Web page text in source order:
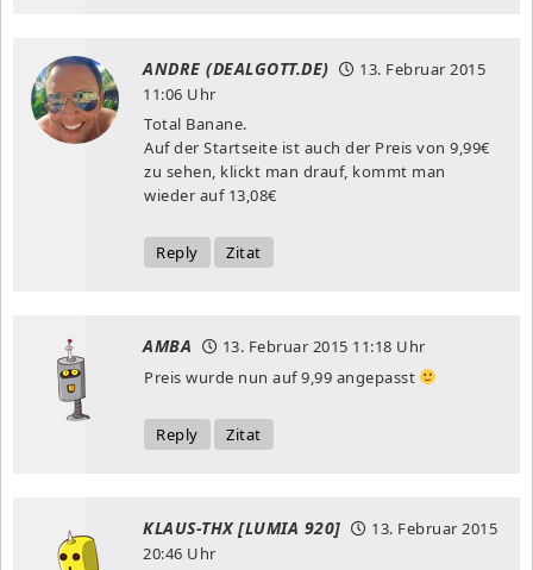
ANDRE (DEALGOTT.DE)
13. Februar 2015
11:06 Uhr
Total Banane.
Auf der Startseite ist auch der Preis von 9,99€
zu sehen, klickt man drauf, kommt man
wieder auf 13,08€
Reply Zitat
AMBA 13. Februar 2015 11:18 Uhr
Preis wurde nun auf 9,99 angepasst
Reply Zitat
KLAUS-THX [LUMIA 920]
13. Februar 2015
20:46 Uhr